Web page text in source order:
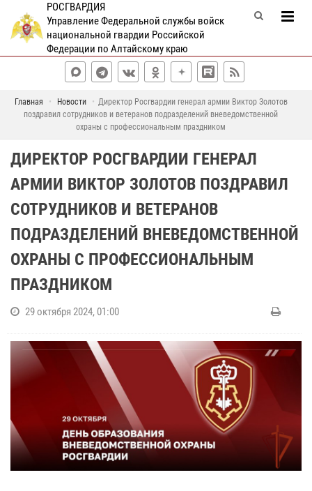
РОСГВАРДИЯ
Управление Федеральной службы войск
национальной гвардии Российской
Федерации по Алтайскому краю
Главная Новости
Директор Росгвардии генерал армии Виктор Золотов
поздравил сотрудников и ветеранов подразделений вневедомственной
охраны с профессиональным праздником
ДИРЕКТОР РОСГВАРДИИ ГЕНЕРАЛ
АРМИИ ВИКТОР ЗОЛОТОВ ПОЗДРАВИЛ
СОТРУДНИКОВ И ВЕТЕРАНОВ
ПОДРАЗДЕЛЕНИЙ ВНЕВЕДОМСТВЕННОЙ
ОХРАНЫ С ПРОФЕССИОНАЛЬНЫМ
ПРАЗДНИКОМ
29 октября 2024, 01:00